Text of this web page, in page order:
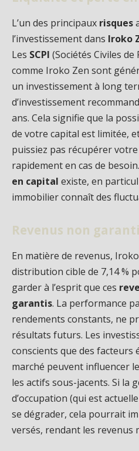
L’un des principaux risques
l’investissement dans Iroko
Les SCPI (Sociétés Civiles
comme Iroko Zen sont
un investissement à long
d’investissement
ans. Cela signifie que la
de votre capital est limitée,
puissiez pas récupérer
rapidement en cas de
en capital existe, en
immobilier connaît des
Revenus non
En matière de revenus,
distribution cible de 7,14 %
garder à l’esprit que ces
garantis. La performance
rendements constants, ne
résultats futurs. Les
conscients que des facteurs
marché peuvent influencer
les actifs sous-jacents. Si la
d’occupation (qui est
se dégrader, cela pourrait
versés, rendant les revenus